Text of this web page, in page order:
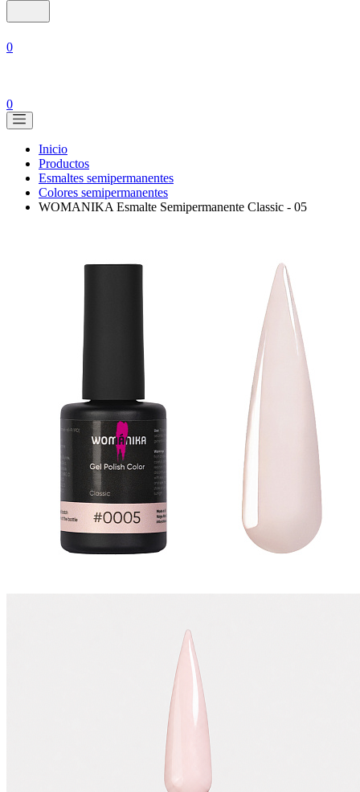
0
0
Inicio
Productos
Esmaltes semipermanentes
Colores semipermanentes
WOMANIKA Esmalte Semipermanente Classic - 05